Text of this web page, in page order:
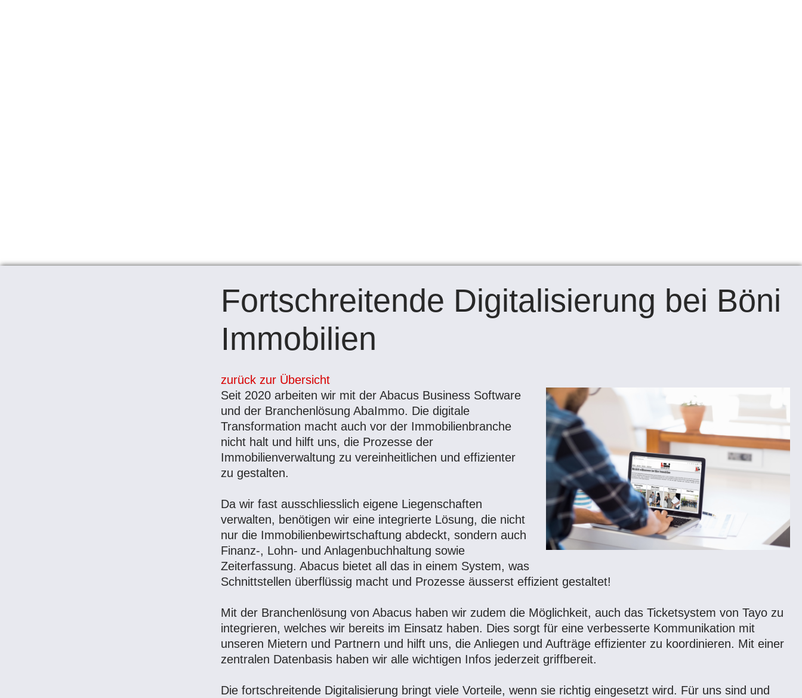
Fortschreitende Digitalisierung bei Böni
Immobilien
zurück zur Übersicht
Seit 2020 arbeiten wir mit der Abacus Business Software
und der Branchenlösung AbaImmo. Die digitale
Transformation macht auch vor der Immobilienbranche
nicht halt und hilft uns, die Prozesse der
Immobilienverwaltung zu vereinheitlichen und effizienter
zu gestalten.
Da wir fast ausschliesslich eigene Liegenschaften
verwalten, benötigen wir eine integrierte Lösung, die nicht
nur die Immobilienbewirtschaftung abdeckt, sondern auch
Finanz-, Lohn- und Anlagenbuchhaltung sowie
Zeiterfassung. Abacus bietet all das in einem System, was
Schnittstellen überflüssig macht und Prozesse äusserst effizient gestaltet!
Mit der Branchenlösung von Abacus haben wir zudem die Möglichkeit, auch das Ticketsystem von Tayo zu
integrieren, welches wir bereits im Einsatz haben. Dies sorgt für eine verbesserte Kommunikation mit
unseren Mietern und Partnern und hilft uns, die Anliegen und Aufträge effizienter zu koordinieren. Mit einer
zentralen Datenbasis haben wir alle wichtigen Infos jederzeit griffbereit.
Die fortschreitende Digitalisierung bringt viele Vorteile, wenn sie richtig eingesetzt wird. Für uns sind und